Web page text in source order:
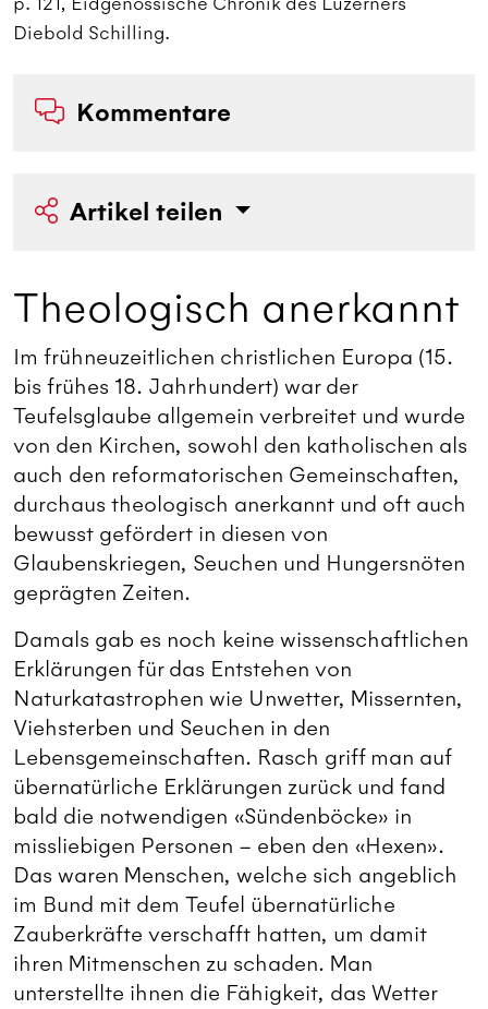
Diebold Schilling.
Kommentare
Artikel teilen
Theologisch anerkannt
Im frühneuzeitlichen christlichen Europa (15.
bis frühes 18. Jahrhundert) war der
Teufelsglaube allgemein verbreitet und wurde
von den Kirchen, sowohl den katholischen als
auch den reformatorischen Gemeinschaften,
durchaus theologisch anerkannt und oft auch
bewusst gefördert in diesen von
Glaubenskriegen, Seuchen und Hungersnöten
geprägten Zeiten.
Damals gab es noch keine wissenschaftlichen
Erklärungen für das Entstehen von
Naturkatastrophen wie Unwetter, Missernten,
Viehsterben und Seuchen in den
Lebensgemeinschaften. Rasch griff man auf
übernatürliche Erklärungen zurück und fand
bald die notwendigen «Sündenböcke» in
missliebigen Personen – eben den «Hexen».
Das waren Menschen, welche sich angeblich
im Bund mit dem Teufel übernatürliche
Zauberkräfte verschafft hatten, um damit
ihren Mitmenschen zu schaden. Man
unterstellte ihnen die Fähigkeit, das Wetter